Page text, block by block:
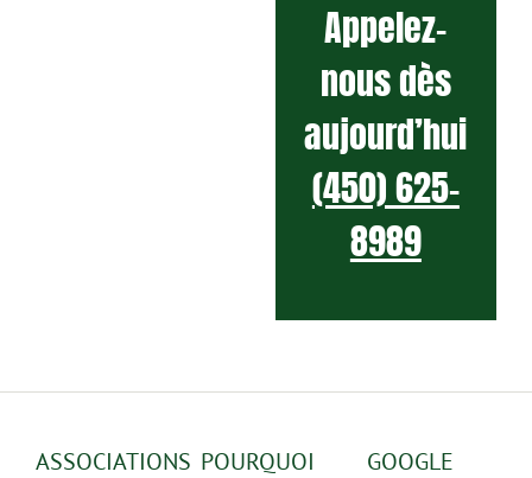
Appelez-
nous dès
aujourd’hui
(450) 625-
8989
ASSOCIATIONS POURQUOI
GOOGLE